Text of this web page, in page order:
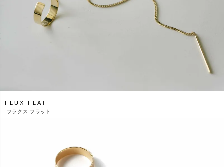
FLUX-FLAT
-フラクス フラット-